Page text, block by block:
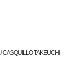
/ CASQUILLO TAKEUCHI